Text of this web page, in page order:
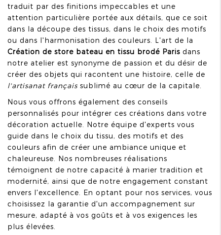
traduit par des finitions impeccables et une
attention particulière portée aux détails, que ce soit
dans la découpe des tissus, dans le choix des motifs
ou dans l'harmonisation des couleurs. L'art de la
Création de store bateau en tissu brodé Paris dans
notre atelier est synonyme de passion et du désir de
créer des objets qui racontent une histoire, celle de
l'artisanat françaissublimé au cœur de la capitale.
Nous vous offrons également des conseils
personnalisés pour intégrer ces créations dans votre
décoration actuelle. Notre équipe d'experts vous
guide dans le choix du tissu, des motifs et des
couleurs afin de créer une ambiance unique et
chaleureuse. Nos nombreuses réalisations
témoignent de notre capacité à marier tradition et
modernité, ainsi que de notre engagement constant
envers l'excellence. En optant pour nos services, vous
choisissez la garantie d'un accompagnement sur
mesure, adapté à vos goûts et à vos exigences les
plus élevées.